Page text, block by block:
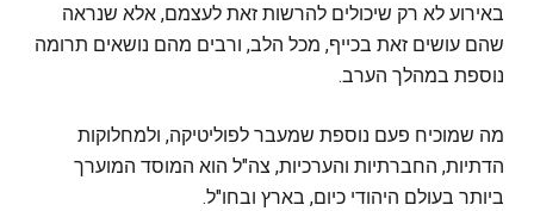
באירוע לא רק שיכולים להרשות זאת לעצמם, אלא שנראה
שהם עושים זאת בכייף, מכל הלב, ורבים מהם נושאים תרומה
נוספת במהלך הערב.
מה שמוכיח פעם נוספת שמעבר לפוליטיקה, ולמחלוקות
הדתיות, החברתיות והערכיות, צה"ל הוא המוסד המוערך
ביותר בעולם היהודי כיום, בארץ ובחו"ל.